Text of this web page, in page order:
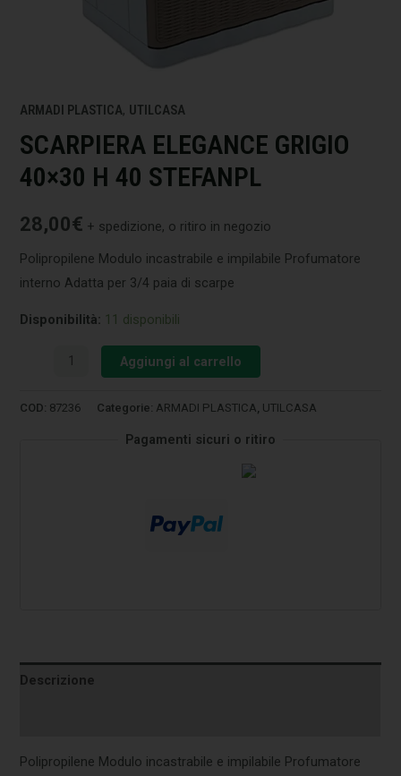
ARMADI PLASTICA, UTILCASA
SCARPIERA ELEGANCE GRIGIO
40×30 H 40 STEFANPL
28,00€ + spedizione, o ritiro in negozio
Polipropilene Modulo incastrabile e impilabile Profumatore
interno Adatta per 3/4 paia di scarpe
Disponibilità: 11 disponibili
Aggiungi al carrello
COD: 87236 Categorie: ARMADI PLASTICA UTILCASA
Pagamenti sicuri o ritiro
Descrizione
Polipropilene Modulo incastrabile e impilabile Profumatore